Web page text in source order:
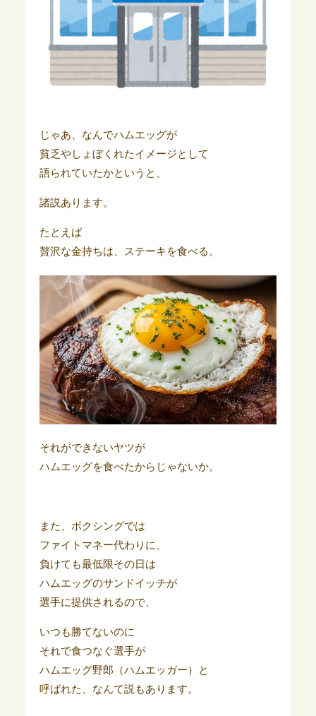
じゃあ、なんでハムエッグが
貧乏やしょぼくれたイメージとして
語られていたかというと、
諸説あります。
たとえば
贅沢な金持ちは、ステーキを食べる。
それができないヤツが
ハムエッグを食べたからじゃないか。
また、ボクシングでは
ファイトマネー代わりに、
負けても最低限その日は
ハムエッグのサンドイッチが
選手に提供されるので、
いつも勝てないのに
それで食つなぐ選手が
ハムエッグ野郎（ハムエッガー）と
呼ばれた、なんて説もあります。